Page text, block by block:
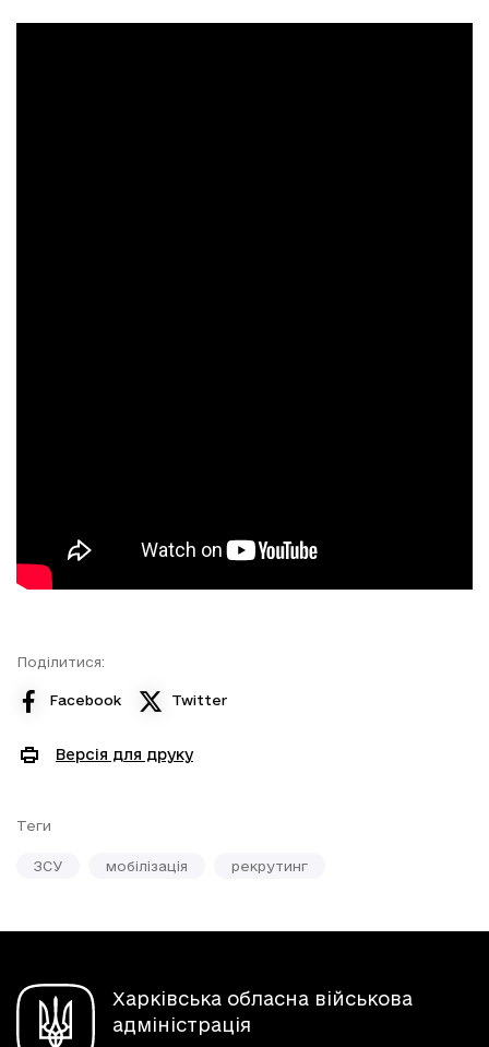
Поділитися:
Facebook Twitter
Версія для друку
Теги
ЗСУ мобілізація рекрутинг
Харківська обласна військова
адміністрація